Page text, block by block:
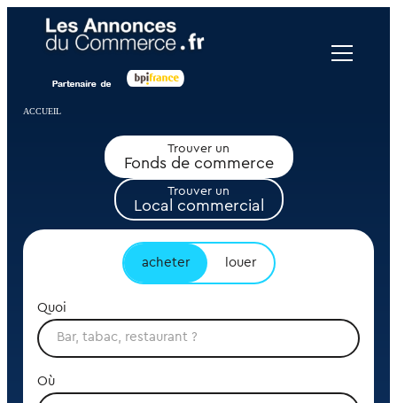
ACCUEIL
Trouver un
Fonds de commerce
Trouver un
Local commercial
acheter louer
Quoi
Où
Panneau de gestion des cookies